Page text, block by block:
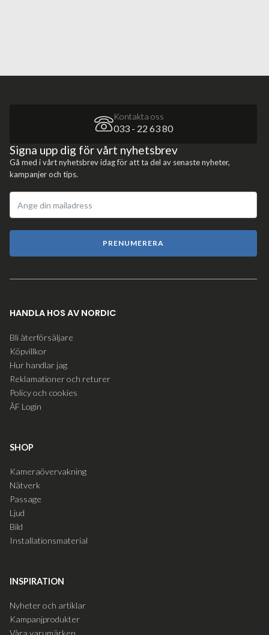
Kontakta oss
033 - 22 63 80
Signa upp dig för vårt nyhetsbrev
Gå med i vårt nyhetsbrev idag för att ta del av senaste nyheter,
kampanjer och tips.
PRENUMERERA
HANDLA HOS AV NORDIC
Bli återförsäljare
Köpvillkor
Hur handlar jag
Reklamationer och returer
Policy och cookies
ÅF Login
SHOP
Kameraövervakning
Nätverk
Passage
Ljud
Bild
Installationsmaterial
INSPIRATION
Nyheter och artiklar
Kampanjprodukter